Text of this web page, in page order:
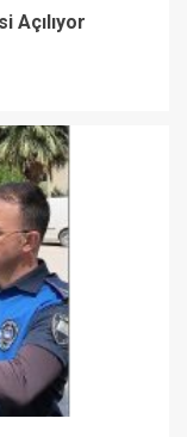
Açılıyor